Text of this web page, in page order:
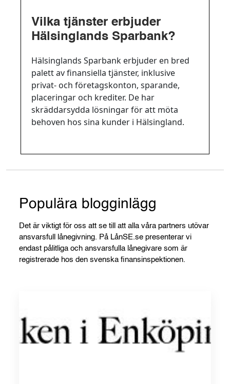
Vilka tjänster erbjuder
Hälsinglands Sparbank?
Hälsinglands Sparbank erbjuder en bred
palett av finansiella tjänster, inklusive
privat- och företagskonton, sparande,
placeringar och krediter. De har
skräddarsydda lösningar för att möta
behoven hos sina kunder i Hälsingland.
Populära blogginlägg
Det är viktigt för oss att se till att alla våra partners utövar
ansvarsfull lånegivning. På LånSE.se presenterar vi
endast pålitliga och ansvarsfulla lånegivare som är
registrerade hos den svenska finansinspektionen.